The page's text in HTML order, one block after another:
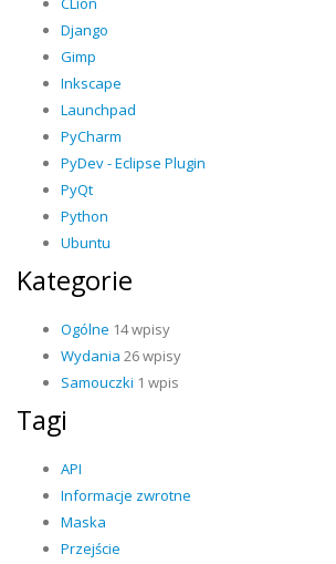
Django
Gimp
Inkscape
Launchpad
PyCharm
PyDev - Eclipse Plugin
PyQt
Python
Ubuntu
Kategorie
Ogólne 14 wpisy
Wydania 26 wpisy
Samouczki 1 wpis
Tagi
API
Informacje zwrotne
Maska
Przejście